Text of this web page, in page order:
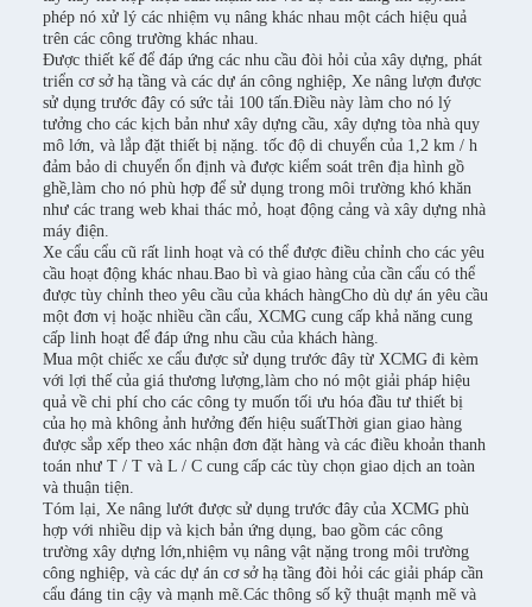
phép nó xử lý các nhiệm vụ nâng khác nhau một cách hiệu quả
trên các công trường khác nhau.
Được thiết kế để đáp ứng các nhu cầu đòi hỏi của xây dựng, phát
triển cơ sở hạ tầng và các dự án công nghiệp, Xe nâng lượn được
sử dụng trước đây có sức tải 100 tấn.Điều này làm cho nó lý
tưởng cho các kịch bản như xây dựng cầu, xây dựng tòa nhà quy
mô lớn, và lắp đặt thiết bị nặng. tốc độ di chuyển của 1,2 km / h
đảm bảo di chuyển ổn định và được kiểm soát trên địa hình gồ
ghề,làm cho nó phù hợp để sử dụng trong môi trường khó khăn
như các trang web khai thác mỏ, hoạt động cảng và xây dựng nhà
máy điện.
Xe cẩu cẩu cũ rất linh hoạt và có thể được điều chỉnh cho các yêu
cầu hoạt động khác nhau.Bao bì và giao hàng của cần cẩu có thể
được tùy chỉnh theo yêu cầu của khách hàngCho dù dự án yêu cầu
một đơn vị hoặc nhiều cần cẩu, XCMG cung cấp khả năng cung
cấp linh hoạt để đáp ứng nhu cầu của khách hàng.
Mua một chiếc xe cẩu được sử dụng trước đây từ XCMG đi kèm
với lợi thế của giá thương lượng,làm cho nó một giải pháp hiệu
quả về chi phí cho các công ty muốn tối ưu hóa đầu tư thiết bị
của họ mà không ảnh hưởng đến hiệu suấtThời gian giao hàng
được sắp xếp theo xác nhận đơn đặt hàng và các điều khoản thanh
toán như T / T và L / C cung cấp các tùy chọn giao dịch an toàn
và thuận tiện.
Tóm lại, Xe nâng lướt được sử dụng trước đây của XCMG phù
hợp với nhiều dịp và kịch bản ứng dụng, bao gồm các công
trường xây dựng lớn,nhiệm vụ nâng vật nặng trong môi trường
công nghiệp, và các dự án cơ sở hạ tầng đòi hỏi các giải pháp cần
cẩu đáng tin cậy và mạnh mẽ.Các thông số kỹ thuật mạnh mẽ và